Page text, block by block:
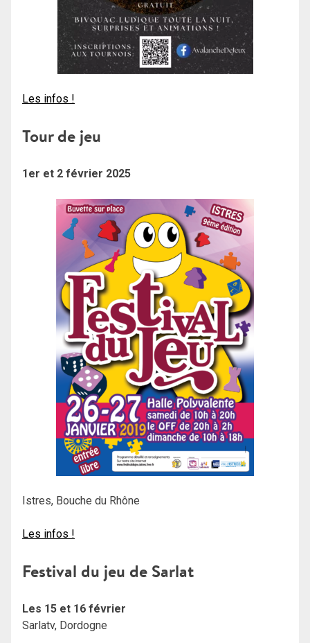
Les infos !
Tour de jeu
1er et 2 février 2025
Istres, Bouche du Rhône
Les infos !
Festival du jeu de Sarlat
Les 15 et 16 février
Sarlatv, Dordogne